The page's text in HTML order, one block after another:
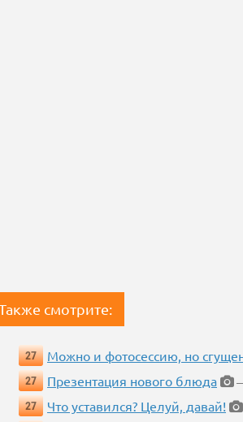
смотрите:
27 Можно и фотосессию, но
27
Презентация нового блюда
27
Что уставился? Целуй, давай!